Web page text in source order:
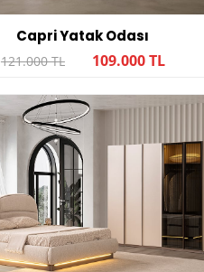
Capri Yatak Odası
121.000 TL 109.000 TL